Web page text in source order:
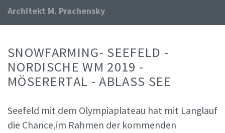
Architekt M. Prachensky
SNOWFARMING- SEEFELD -
NORDISCHE WM 2019 -
MÖSERERTAL - ABLASS SEE
Seefeld mit dem Olympiaplateau hat mit Langlauf
die Chance,im Rahmen der kommenden